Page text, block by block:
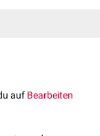
auf Bearbeiten